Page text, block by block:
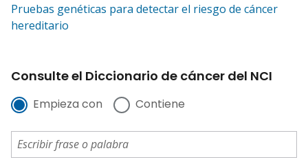
Pruebas genéticas para detectar el riesgo de cáncer
hereditario
Consulte el Diccionario de cáncer del NCI
Empieza con Contiene